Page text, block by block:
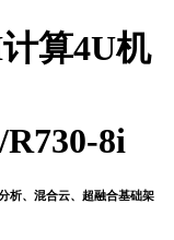
算4U机
8i
析、混合云、超融合基础架